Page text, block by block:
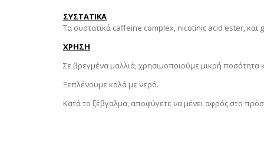
ΣΥΣΤΑΤΙΚΑ
Τα συστατικά caffeine complex, nicotinic acid ester, και
ΧΡΗΣΗ
Σε βρεγμένα μαλλιά, χρησιμοποιούμε μικρή ποσότητα
Ξεπλένουμε καλά με νερό.
Κατά το ξέβγαλμα, αποφύγετε να μένει αφρός στο